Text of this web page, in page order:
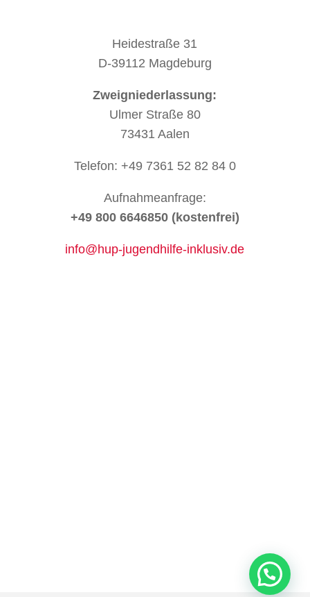
Heidestraße 31
D-39112 Magdeburg
Zweigniederlassung:
Ulmer Straße 80
73431 Aalen
Telefon: +49 7361 52 82 84 0
Aufnahmeanfrage:
+49 800 6646850 (kostenfrei)
info@hup-jugendhilfe-inklusiv.de